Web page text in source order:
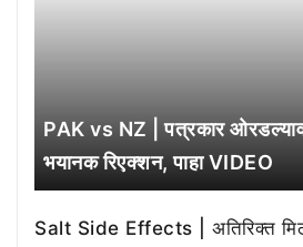
PAK vs NZ | पत्रकार
भयानक रिएक्शन, पाहा VIDEO
Salt Side Effects | अतिरिक्त